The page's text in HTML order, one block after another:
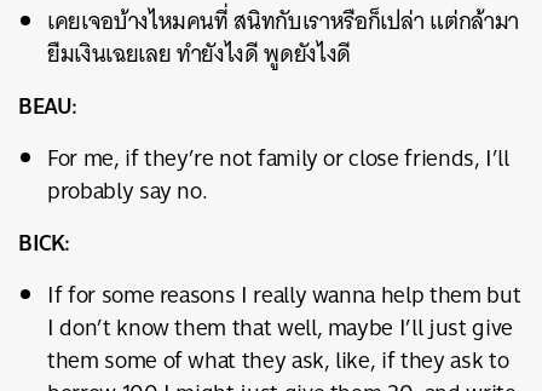
เคยเจอบ้างไหมคนที่ สนิทกับเราหรือก็เปล่า แต่กล้ามา
ยืมเงินเฉยเลย ทำยังไงดี พูดยังไงดี
BEAU:
For me, if they’re not family or close friends, I’ll
probably say no.
BICK:
If for some reasons I really wanna help them but
I don’t know them that well, maybe I’ll just give
them some of what they ask, like, if they ask to